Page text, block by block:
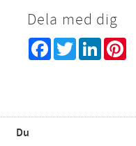
Dela med dig
Facebook
TwitterLinkedIn
Du